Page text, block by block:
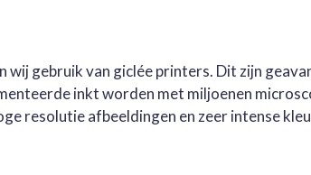
wij gebruik van giclée printers. Dit zijn
inkt worden met miljoenen
resolutie afbeeldingen en zeer intense